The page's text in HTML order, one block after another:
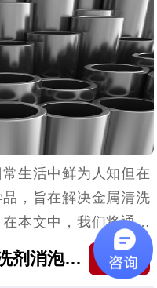
看完就了解了金属清洗剂消泡剂是什么？ 收藏
生活中鲜为人知但在
，旨在解决金属清洗
本文中，我们将通过
剂消泡剂的原理、应
。 （金属清洗剂消...